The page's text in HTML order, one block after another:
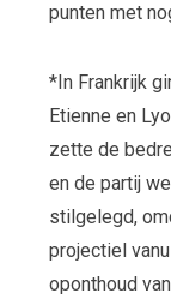
punten met
*In Frankrijk
Etienne en
zette de
en de partij
stilgelegd,
projectiel
oponthoud